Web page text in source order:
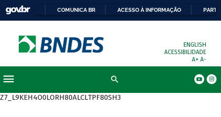
COMUNICA BR ACESSO À INFORMAÇÃO
ENGLISH
ACESSIBILIDADE
A+ A-
Z7_L9KEH4O0LORH80ALCLTPF80SH3